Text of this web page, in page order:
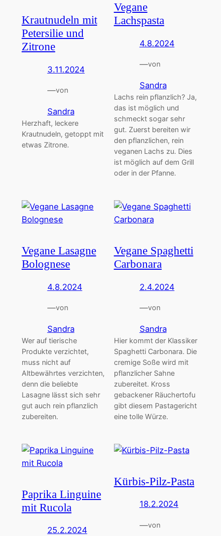
Krautnudeln mit
Petersilie und
Zitrone
3.11.2024
—von
Sandra
Herzhaft, leckere
Krautnudeln, getoppt mit
etwas Zitrone.
Vegane
Lachspasta
4.8.2024
—von
Sandra
Lachs rein pflanzlich? Ja,
das ist möglich und
schmeckt sogar sehr
gut. Zuerst bereiten wir
den pflanzlichen, rein
veganen Lachs zu. Dies
ist möglich auf dem Grill
oder in der Pfanne.
Vegane Lasagne
Bolognese
4.8.2024
—von
Sandra
Wer auf tierische
Produkte verzichtet,
muss nicht auf
Altbewährtes verzichten,
denn die beliebte
Lasagne lässt sich sehr
gut auch rein pflanzlich
zubereiten.
Vegane Spaghetti
Carbonara
2.4.2024
—von
Sandra
Hier kommt der Klassiker
Spaghetti Carbonara. Die
cremige Soße wird mit
pflanzlicher Sahne
zubereitet. Kross
gebackener Räuchertofu
gibt diesem Pastagericht
eine tolle Würze.
Paprika Linguine
mit Rucola
25.2.2024
Kürbis-Pilz-Pasta
18.2.2024
—von